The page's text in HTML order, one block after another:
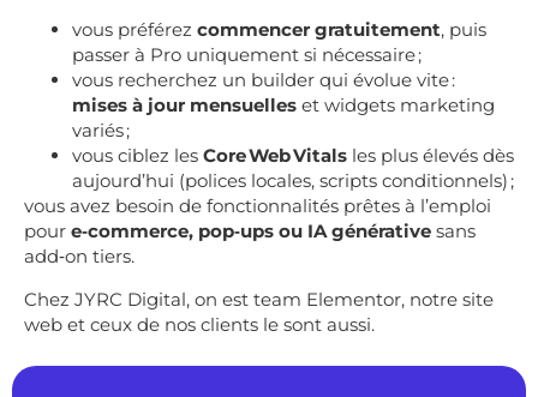
vous préférez commencer gratuitement, puis
passer à Pro uniquement si nécessaire ;
vous recherchez un builder qui évolue vite :
mises à jour mensuelles et widgets marketing
variés ;
vous ciblez les Core Web Vitals les plus élevés dès
aujourd’hui (polices locales, scripts conditionnels) ;
vous avez besoin de fonctionnalités prêtes à l’emploi
pour e‑commerce, pop‑ups ou IA générative sans
add‑on tiers.
Chez JYRC Digital, on est team Elementor, notre site
web et ceux de nos clients le sont aussi.